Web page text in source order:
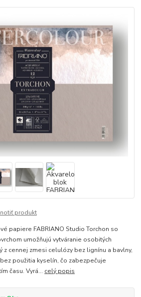
produkt
papiere FABRIANO Studio Torchon so
umožňujú vytváranie osobitých
z cennej zmesi celulózy bez lignínu a bavlny,
použitia kyselín, čo zabezpečuje
času. Vyrá... celý popis